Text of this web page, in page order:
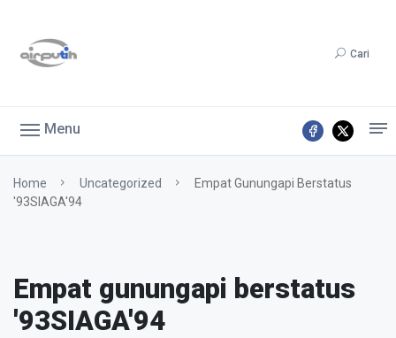
Cari
Menu
Home Uncategorized
Empat Gunungapi Berstatus
'93SIAGA'94
Empat gunungapi berstatus
'93SIAGA'94